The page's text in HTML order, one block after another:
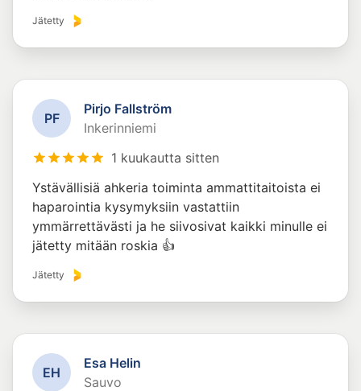
Jätetty
PF
Pirjo Fallström
Inkerinniemi
1 kuukautta sitten
Ystävällisiä ahkeria toiminta ammattitaitoista ei
haparointia kysymyksiin vastattiin
ymmärrettävästi ja he siivosivat kaikki minulle ei
jätetty mitään roskia 👍
Jätetty
EH
Esa Helin
Sauvo